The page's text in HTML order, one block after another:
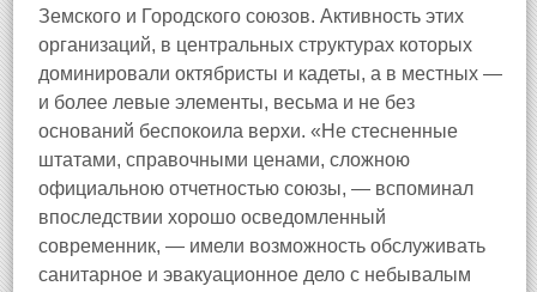
Земского и Городского союзов. Активность этих
организаций, в центральных структурах которых
доминировали октябристы и кадеты, а в местных —
и более левые элементы, весьма и не без
оснований беспокоила верхи. «Не стесненные
штатами, справочными ценами, сложною
официальною отчетностью союзы, — вспоминал
впоследствии хорошо осведомленный
современник, — имели возможность обслуживать
санитарное и эвакуационное дело с небывалым